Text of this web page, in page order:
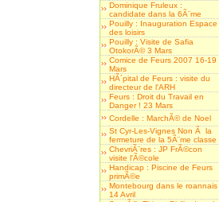
Dominique Fruleux :
candidate dans la 6Ã¨me
Pouilly : Inauguration Espace
des loisirs
Pouilly : Visite de Safia
OtokorÃ© 3 Mars
Comice de Feurs 2007 16-19
Mars
HÃ´pital de Feurs : visite du
directeur de l'ARH
Feurs : Droit du Travail en
Danger ! 23 Mars
Cordelle : MarchÃ© de Noel
St Cyr-Les-Vignes Non Ã la
fermeture de la 5Ã¨me classe
ChevriÃ¨res : JP FrÃ©con
visite l'Ã©cole
Handicap : Piscine de Feurs
primÃ©e
Montebourg dans le roannais
14 Avril